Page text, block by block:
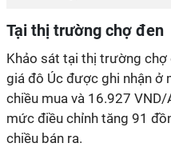
Tại thị trường chợ đen
Khảo sát tại thị trường chợ
giá đô Úc được ghi nhận ở
chiều mua và 16.927 VND/
mức điều chỉnh tăng 91
chiều bán ra.